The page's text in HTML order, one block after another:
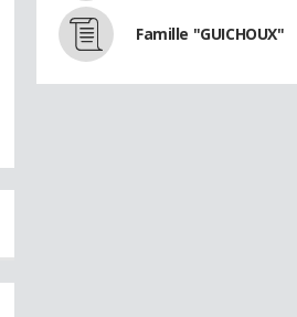
Famille "GUICHOUX"